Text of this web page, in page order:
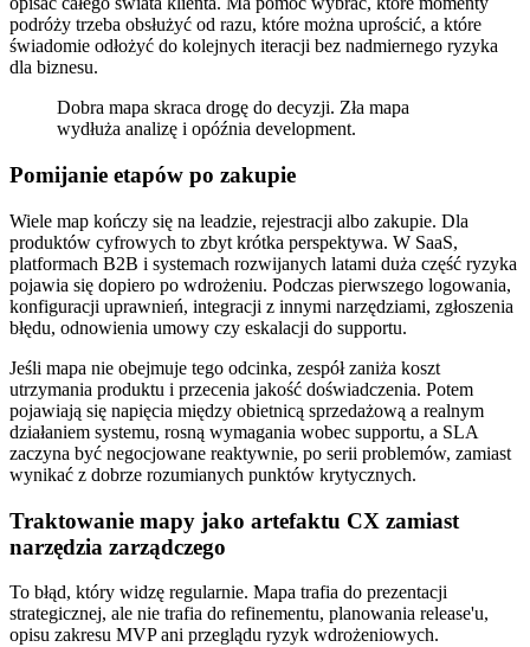
podróży trzeba obsłużyć od razu, które można uprościć, a które
świadomie odłożyć do kolejnych iteracji bez nadmiernego ryzyka
dla biznesu.
Dobra mapa skraca drogę do decyzji. Zła mapa
wydłuża analizę i opóźnia development.
Pomijanie etapów po zakupie
Wiele map kończy się na leadzie, rejestracji albo zakupie. Dla
produktów cyfrowych to zbyt krótka perspektywa. W SaaS,
platformach B2B i systemach rozwijanych latami duża część ryzyka
pojawia się dopiero po wdrożeniu. Podczas pierwszego logowania,
konfiguracji uprawnień, integracji z innymi narzędziami, zgłoszenia
błędu, odnowienia umowy czy eskalacji do supportu.
Jeśli mapa nie obejmuje tego odcinka, zespół zaniża koszt
utrzymania produktu i przecenia jakość doświadczenia. Potem
pojawiają się napięcia między obietnicą sprzedażową a realnym
działaniem systemu, rosną wymagania wobec supportu, a SLA
zaczyna być negocjowane reaktywnie, po serii problemów, zamiast
wynikać z dobrze rozumianych punktów krytycznych.
Traktowanie mapy jako artefaktu CX zamiast
narzędzia zarządczego
To błąd, który widzę regularnie. Mapa trafia do prezentacji
strategicznej, ale nie trafia do refinementu, planowania release'u,
opisu zakresu MVP ani przeglądu ryzyk wdrożeniowych.